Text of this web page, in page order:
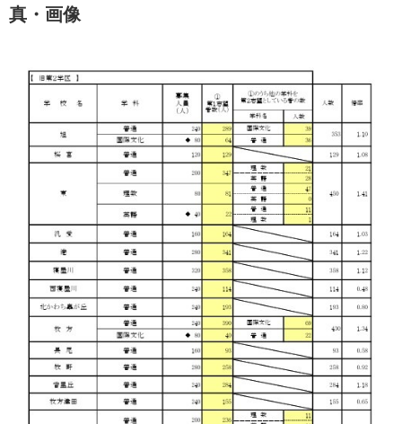
真・画像